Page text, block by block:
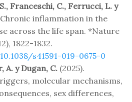
Franceschi, C., Ferrucci, L. y
Chronic inflammation in the
across the life span. *Nature
1822-1832.
s41591-019-0675-0
A. y Dugan, C. (2025).
molecular mechanisms,
sex differences,